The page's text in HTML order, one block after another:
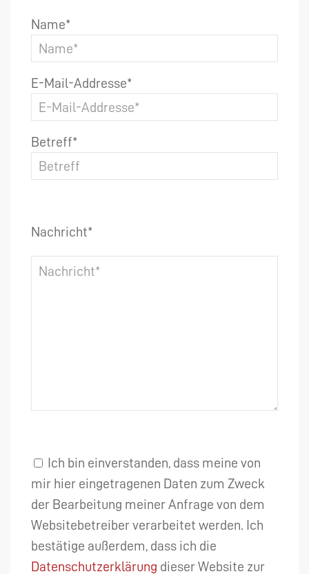
Name*
E-Mail-Addresse*
Betreff*
Nachricht*
Ich bin einverstanden, dass meine von
mir hier eingetragenen Daten zum Zweck
der Bearbeitung meiner Anfrage von dem
Websitebetreiber verarbeitet werden. Ich
bestätige außerdem, dass ich die
Datenschutzerklärung dieser Website zur